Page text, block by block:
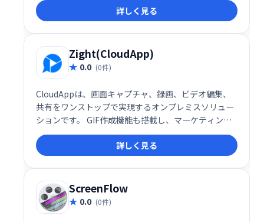
詳しく見る
Zight(CloudApp)
0.0 (0件)
CloudAppは、画面キャプチャ、録画、ビデオ編集、
共有をワンストップで実現するオンプレミスソリュー
ションです。 GIF作成機能も搭載し、マーケティン
グ、製品開発、プロジェクト管理など、様々なチーム
のコミュニケーションや情報共有を効率化します。録
画したビデオやオーディオの編集も可能です。 チーム
メンバーと簡単に共有できるため、スムーズな連携を
促進します。
詳しく見る
ScreenFlow
0.0 (0件)